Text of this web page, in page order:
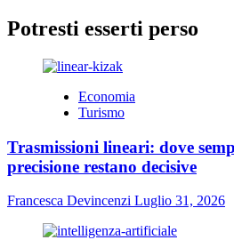
Potresti esserti perso
Economia
Turismo
Trasmissioni lineari: dove
precisione restano decisive
Francesca Devincenzi Luglio 31, 2026